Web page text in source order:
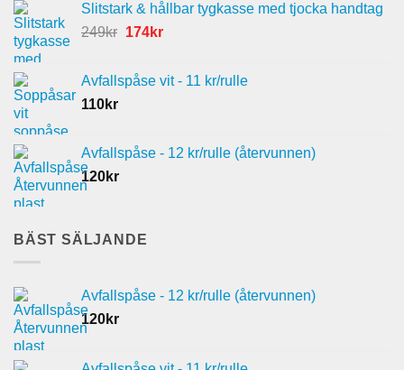
priset
var:
priset
är:
Slitstark & hållbar tygkasse med tjocka handtag
249kr Det
var:
174krDet
är:
Avfallspåse vit - 11 kr/rulle
110kr
Avfallspåse - 12 kr/rulle (återvunnen)
120kr
BÄST SÄLJANDE
Avfallspåse - 12 kr/rulle (återvunnen)
120kr